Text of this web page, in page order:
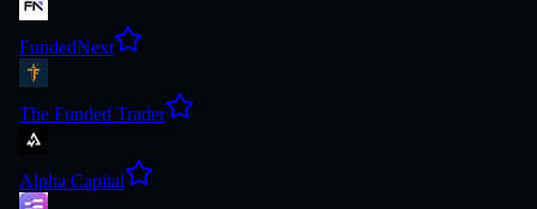
FundedNext
The Funded Trader
Alpha Capital